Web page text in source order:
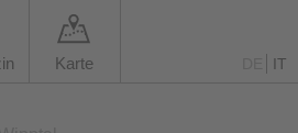
Karte IT